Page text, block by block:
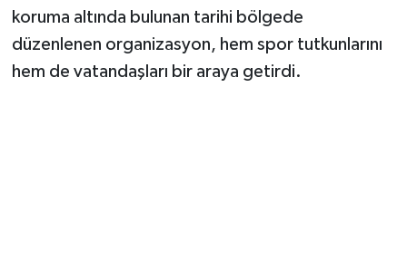
koruma altında bulunan tarihi bölgede
düzenlenen organizasyon, hem spor tutkunlarını
hem de vatandaşları bir araya getirdi.
Yaşam